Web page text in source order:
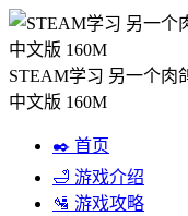
STEAM学习 另一个肉
中文版 160M
✒️ 首页
🛁 游戏介绍
🛂 游戏攻略